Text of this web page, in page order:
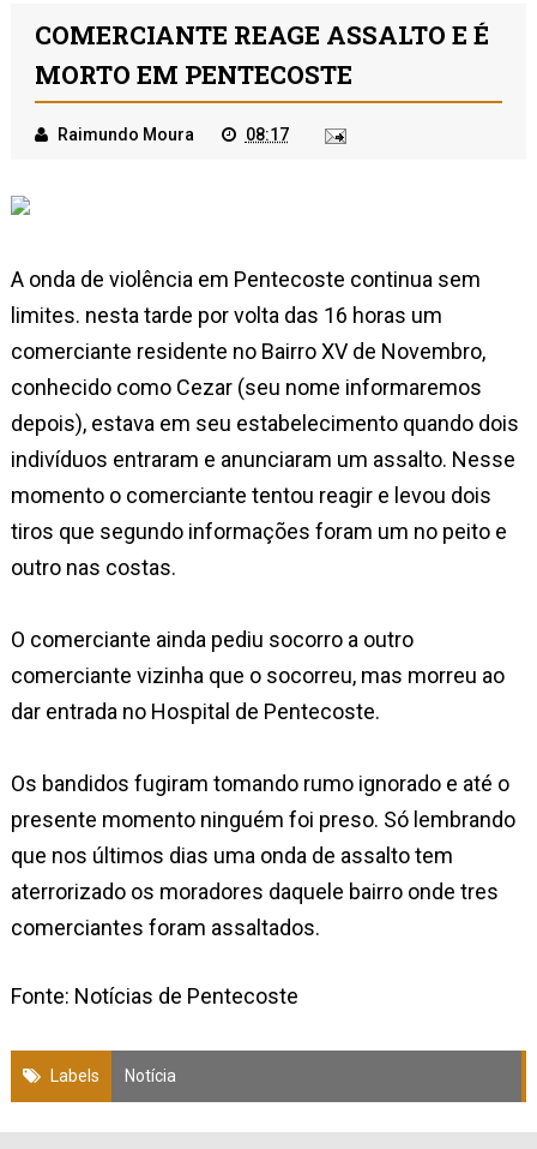
COMERCIANTE REAGE ASSALTO E É
MORTO EM PENTECOSTE
Raimundo Moura 08:17
A onda de violência em Pentecoste continua sem
limites. nesta tarde por volta das 16 horas um
comerciante residente no Bairro XV de Novembro,
conhecido como Cezar (seu nome informaremos
depois), estava em seu estabelecimento quando dois
indivíduos entraram e anunciaram um assalto. Nesse
momento o comerciante tentou reagir e levou dois
tiros que segundo informações foram um no peito e
outro nas costas.
O comerciante ainda pediu socorro a outro
comerciante vizinha que o socorreu, mas morreu ao
dar entrada no Hospital de Pentecoste.
Os bandidos fugiram tomando rumo ignorado e até o
presente momento ninguém foi preso. Só lembrando
que nos últimos dias uma onda de assalto tem
aterrorizado os moradores daquele bairro onde tres
comerciantes foram assaltados.
Fonte: Notícias de Pentecoste
Labels Notícia